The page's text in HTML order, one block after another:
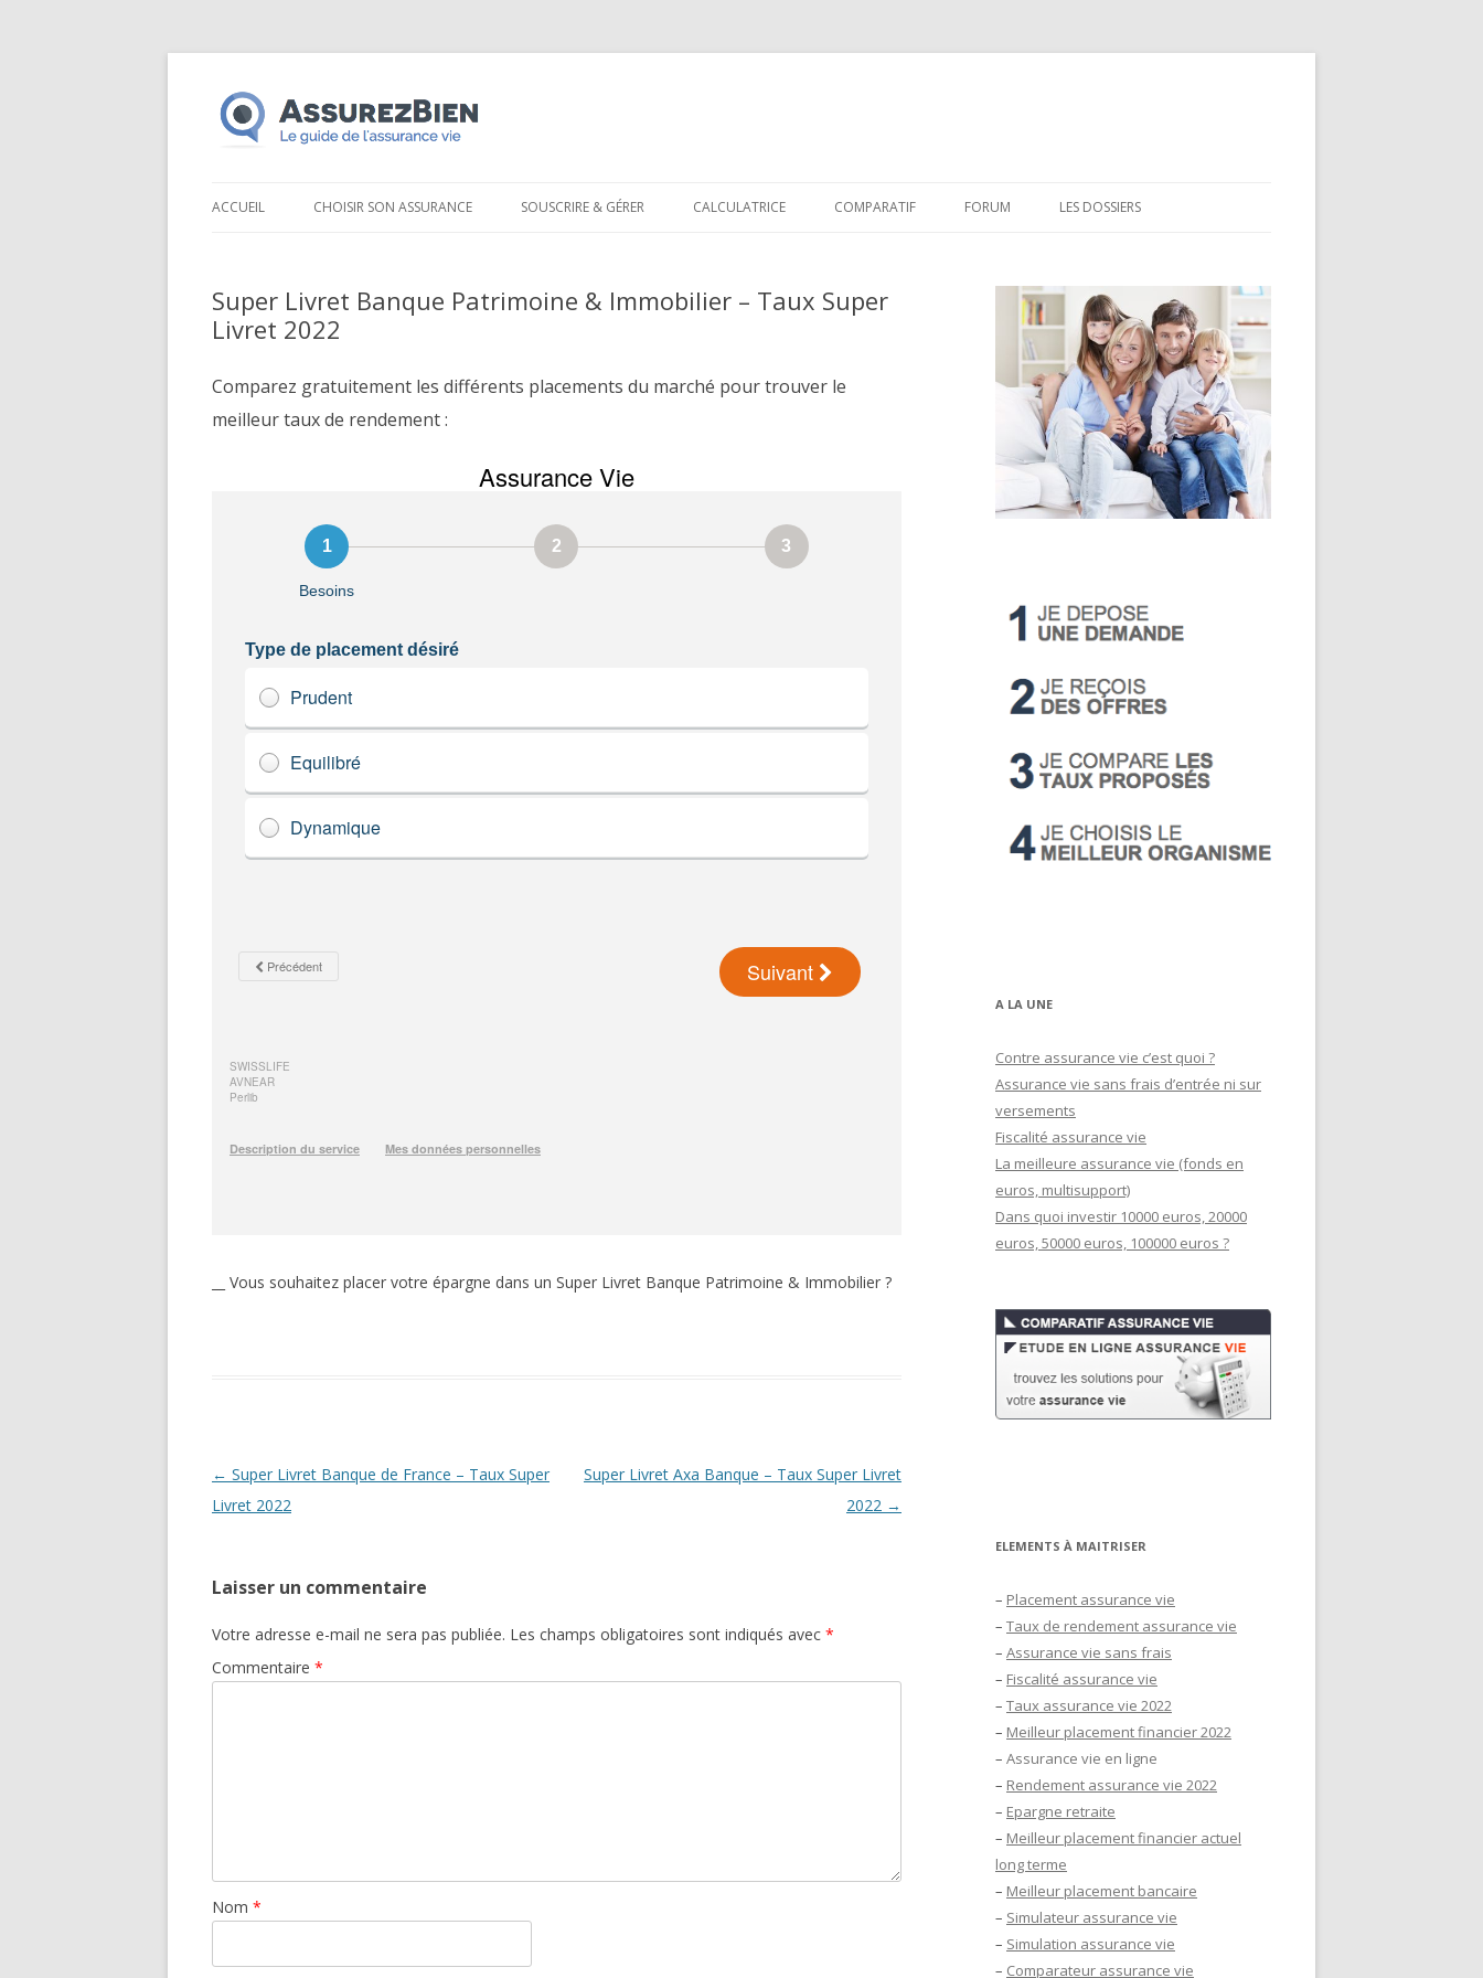
au
ACCUEIL CHOISIR SON ASSURANCE SOUSCRIRE & GÉRER CALCULATRICE COMPARATIF FORUM LES DOSSIERS
CODEVI
COMPTE À TERME
CSL
LDD
LEP
PEL
PERP
Super Livret Banque Patrimoine & Immobilier – Taux Super
Livret 2022
Comparez gratuitement les différents placements du marché pour trouver le
meilleur taux de rendement :
__ Vous souhaitez placer votre épargne dans un Super Livret Banque Patrimoine & Immobilier ?
Navigation
des
← Super Livret Banque de France – Taux Super
Livret 2022
Super Livret Axa Banque – Taux Super Livret
2022 →
Laisser un commentaire
Votre adresse e-mail ne sera pas publiée. Les champs obligatoires sont indiqués avec *
Commentaire *
Nom *
A LA UNE
Contre assurance vie c’est quoi ?
Assurance vie sans frais d’entrée ni sur
versements
Fiscalité assurance vie
La meilleure assurance vie (fonds en
euros, multisupport)
Dans quoi investir 10000 euros, 20000
euros, 50000 euros, 100000 euros ?
ELEMENTS À MAITRISER
– Placement assurance vie
– Taux de rendement assurance vie
– Assurance vie sans frais
– Fiscalité assurance vie
– Taux assurance vie 2022
– Meilleur placement financier 2022
– Assurance vie en ligne
– Rendement assurance vie 2022
– Epargne retraite
– Meilleur placement financier actuel
long terme
– Meilleur placement bancaire
– Simulateur assurance vie
– Simulation assurance vie
– Comparateur assurance vie